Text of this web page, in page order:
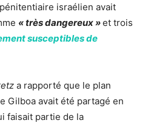
israélien avait
« très dangereux »et trois
susceptibles de
a rapporté que le plan
Gilboa avait été partagé en
faisait partie de la